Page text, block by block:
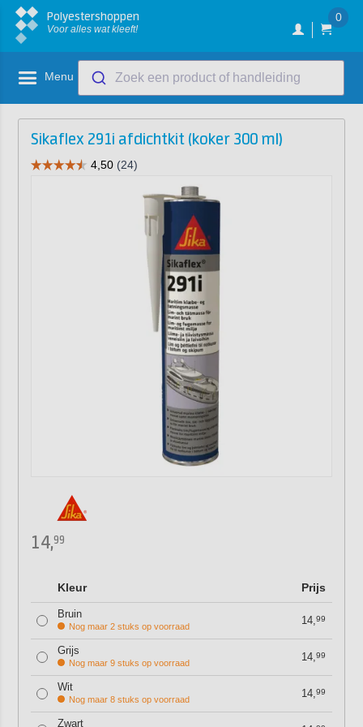
Polyestershoppen
Voor alles wat kleeft!
0
Menu Zoek een product of handleiding
Sikaflex 291i afdichtkit (koker 300 ml)
14,99
Kleur Prijs
Bruin
Nog maar 2 stuks op voorraad 14,99
Grijs
Nog maar 9 stuks op voorraad 14,99
Wit
Nog maar 8 stuks op voorraad 14,99
Zwart